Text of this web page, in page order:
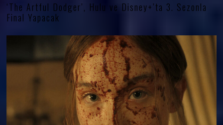
‘The Artful Dodger’, Hulu ve Disney+’ta 3. Sezonla
Final Yapacak